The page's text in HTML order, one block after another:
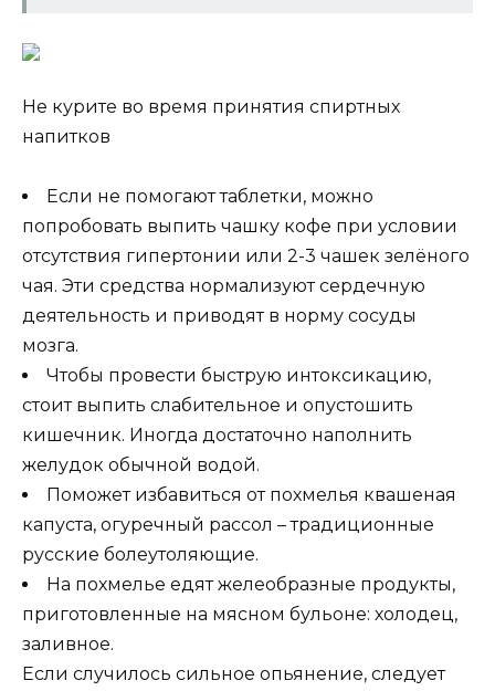
Не курите во время принятия спиртных
напитков
Если не помогают таблетки, можно
попробовать выпить чашку кофе при условии
отсутствия гипертонии или 2-3 чашек зелёного
чая. Эти средства нормализуют сердечную
деятельность и приводят в норму сосуды
мозга.
Чтобы провести быструю интоксикацию,
стоит выпить слабительное и опустошить
кишечник. Иногда достаточно наполнить
желудок обычной водой.
Поможет избавиться от похмелья квашеная
капуста, огуречный рассол – традиционные
русские болеутоляющие.
На похмелье едят желеобразные продукты,
приготовленные на мясном бульоне: холодец,
заливное.
Если случилось сильное опьянение, следует